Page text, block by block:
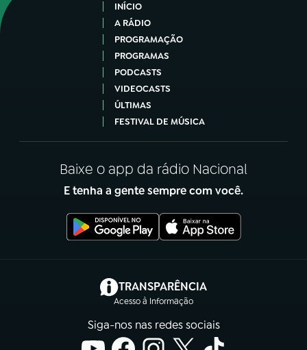
INÍCIO
A RÁDIO
PROGRAMAÇÃO
PROGRAMAS
PODCASTS
VIDEOCASTS
ÚLTIMAS
FESTIVAL DE MÚSICA
Baixe o app da rádio Nacional
E tenha a gente sempre com você.
TRANSPARÊNCIA
Acesso à Informação
(abre em nova aba)
Siga-nos nas redes sociais